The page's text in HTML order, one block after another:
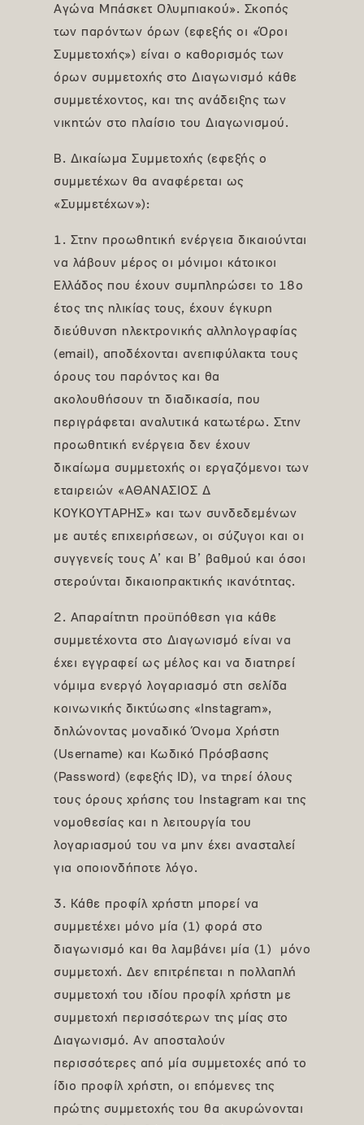
Αγώνα Μπάσκετ Ολυμπιακού». Σκοπός
των παρόντων όρων (εφεξής οι «Όροι
Συμμετοχής») είναι ο καθορισμός των
όρων συμμετοχής στο Διαγωνισμό κάθε
συμμετέχοντος, και της ανάδειξης των
νικητών στο πλαίσιο του Διαγωνισμού.
Β. Δικαίωμα Συμμετοχής (εφεξής ο
συμμετέχων θα αναφέρεται ως
«Συμμετέχων»):
1. Στην προωθητική ενέργεια δικαιούνται
να λάβουν μέρος οι μόνιμοι κάτοικοι
Ελλάδος που έχουν συμπληρώσει το 18ο
έτος της ηλικίας τους, έχουν έγκυρη
διεύθυνση ηλεκτρονικής αλληλογραφίας
(email), αποδέχονται ανεπιφύλακτα τους
όρους του παρόντος και θα
ακολουθήσουν τη διαδικασία, που
περιγράφεται αναλυτικά κατωτέρω. Στην
προωθητική ενέργεια δεν έχουν
δικαίωμα συμμετοχής οι εργαζόμενοι των
εταιρειών «ΑΘΑΝΑΣΙΟΣ Δ
ΚΟΥΚΟΥΤΑΡΗΣ» και των συνδεδεμένων
με αυτές επιχειρήσεων, οι σύζυγοι και οι
συγγενείς τους Α’ και Β’ βαθμού και όσοι
στερούνται δικαιοπρακτικής ικανότητας.
2. Απαραίτητη προϋπόθεση για κάθε
συμμετέχοντα στο Διαγωνισμό είναι να
έχει εγγραφεί ως μέλος και να διατηρεί
νόμιμα ενεργό λογαριασμό στη σελίδα
κοινωνικής δικτύωσης «Instagram»,
δηλώνοντας μοναδικό Όνομα Χρήστη
(Username) και Κωδικό Πρόσβασης
(Password) (εφεξής ID), να τηρεί όλους
τους όρους χρήσης του Instagram και της
νομοθεσίας και η λειτουργία του
λογαριασμού του να μην έχει ανασταλεί
για οποιονδήποτε λόγο.
3. Κάθε προφίλ χρήστη μπορεί να
συμμετέχει μόνο μία (1) φορά στο
διαγωνισμό και θα λαμβάνει μία (1) μόνο
συμμετοχή. Δεν επιτρέπεται η πολλαπλή
συμμετοχή του ιδίου προφίλ χρήστη με
συμμετοχή περισσότερων της μίας στο
Διαγωνισμό. Αν αποσταλούν
περισσότερες από μία συμμετοχές από το
ίδιο προφίλ χρήστη, οι επόμενες της
πρώτης συμμετοχής του θα ακυρώνονται